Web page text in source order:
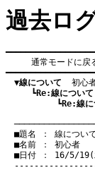
過去ロ
Ｐ
通常モードに戻
▼線について
初心
┗Re:線について
┗Re:線に
■題名 ： 線につい
■名前 ： 初心者
■日付 ： 16/5/